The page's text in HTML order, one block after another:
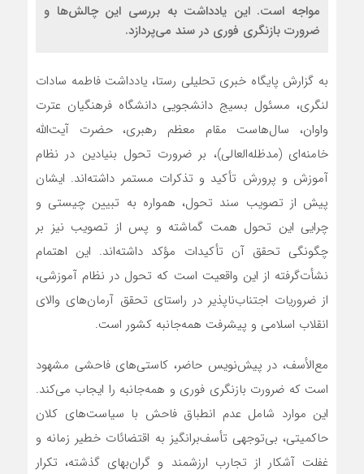
مواجه است. این یادداشت به بررسی این چالش‌ها و
ضرورت بازنگری فوری در سند می‌پردازد.
به گزارش پایگاه خبری تحلیلی رستا، یادداشت فاطمه سادات
لنگری، مسئول بسیج دانشجویی دانشگاه فرهنگیان عترت
واوان، سال‌هاست مقام معظم رهبری، حضرت آیت‌الله
خامنه‌ای (مدظله‌العالی)، بر ضرورت تحول بنیادین در نظام
آموزش و پرورش تأکید و تذکرات مستمر داشته‌اند. ایشان
پیش از تصویب سند تحول، همواره به تبیین چیستی و
چرایی این تحول همت گماشته و پس از تصویب نیز بر
چگونگی تحقق آن تأکیدات مؤکد داشته‌اند. این اهتمام
نشأت‌گرفته از این واقعیت است که تحول در نظام آموزشی،
از ضروریات اجتناب‌ناپذیر در راستای تحقق آرمان‌های والای
انقلاب اسلامی و پیشرفت همه‌جانبه کشور است.
مع‌الأسف، در پیش‌نویس حاضر، کاستی‌های فاحشی مشهود
است که ضرورت بازنگری فوری و همه‌جانبه را ایجاب می‌کند.
این موارد شامل عدم انطباق فاحش با سیاست‌های کلان
حاکمیتی، بی‌توجهی تأسف‌برانگیز به اقتضائات خطیر زمانه و
غفلت آشکار از تجارب ارزشمند و گران‌بهای گذشته، تکرار